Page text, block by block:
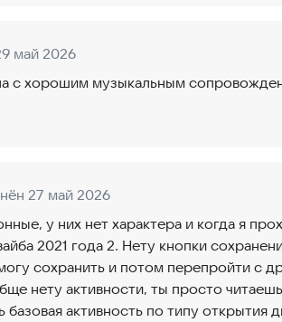
май 2026
с хорошим музыкальным
27 май 2026
у них нет характера и когда я
2021 года 2. Нету кнопки
сохранить и потом перепройти с
нету активности, ты просто
базовая активность по типу открытия